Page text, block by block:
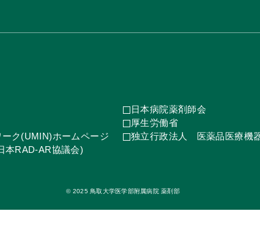
日本病院薬剤師会
厚生労働省
ク(UMIN)ホームページ
独立行政法人 医薬品医療機
本RAD-AR協議会)
© 2025 鳥取大学医学部附属病院 薬剤部